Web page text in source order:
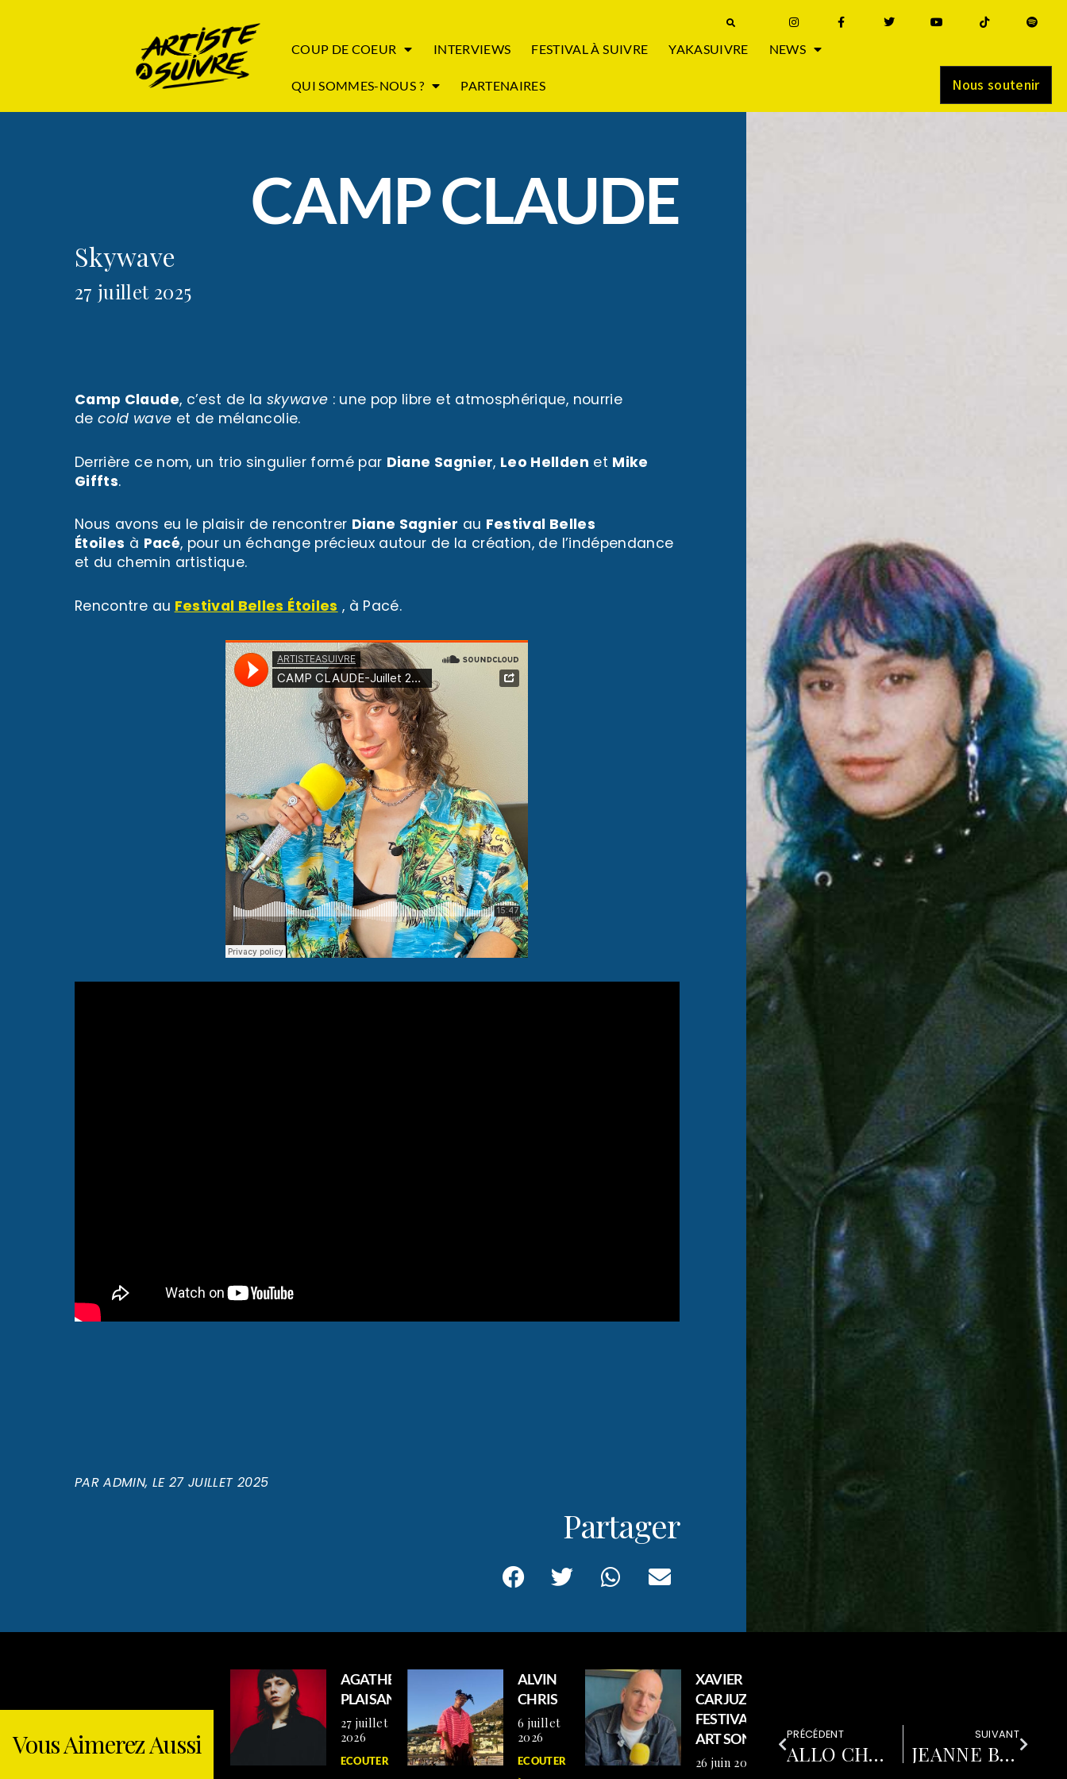
COUP DE COEUR INTERVIEWS FESTIVAL À SUIVRE YAKASUIVRE NEWS
QUI SOMMES-NOUS ? PARTENAIRES Nous soutenir
CAMP CLAUDE
Skywave
27 juillet 2025
Camp Claude, c’est de la skywave : une pop libre et atmosphérique, nourrie
decold wave et de mélancolie.
Derrière ce nom, un trio singulier formé par Diane Sagnier, Leo Hellden et Mike
Giffts.
Nous avons eu le plaisir de rencontrer Diane Sagnier au Festival Belles
Étoiles à Pacé, pour un échange précieux autour de la création, de l’indépendance
et du chemin artistique.
Rencontre au Festival Belles Étoiles , à Pacé.
PAR ADMIN, LE 27 JUILLET 2025
Partager
Vous Aimerez Aussi
AGATHE
PLAISANCE
27 juillet
2026
ECOUTER >
ALVIN
CHRIS
6 juillet
2026
ECOUTER
XAVIER
CARJUZÂÂ
FESTIVAL
ART SONIC
26 juin 2026
PRÉCÉDENT
ALLO CHRISTINE
SUIVANT
JEANNE BONJOUR